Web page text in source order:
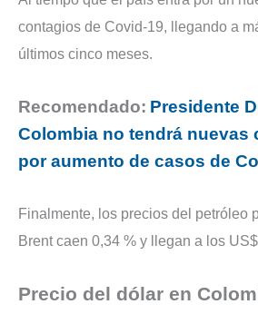
contagios de Covid-19, llegando a
últimos cinco meses.
Recomendado: Presidente
Colombia no tendrá nuevas
por aumento de casos de
Finalmente, los precios del petróleo
Brent caen 0,34 % y llegan a los
Precio del dólar en